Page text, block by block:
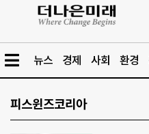
뉴스 경제 사회 환경
피스윈즈코리아